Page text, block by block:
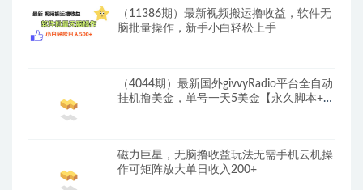
（11386期）最新视频搬运撸收益，软件无
脑批量操作，新手小白轻松上手
（4044期）最新国外givvyRadio平台全自动
挂机撸美金，单号一天5美金【永久脚本+教
磁力巨星，无脑撸收益玩法无需手机云机操
作可矩阵放大单日收入200+